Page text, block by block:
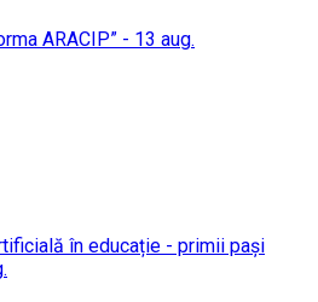
ARACIP” - 13 aug.
în educație - primii pași